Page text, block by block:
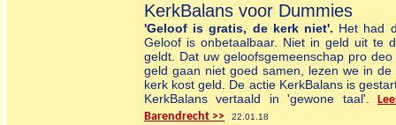
KerkBalans voor Dummies
'Geloof is gratis, de kerk niet'. Het had
Geloof is onbetaalbaar. Niet in geld uit te
geldt. Dat uw geloofsgemeenschap pro
geld gaan niet goed samen, lezen we in
kerk kost geld. De actie KerkBalans is
KerkBalans vertaald in 'gewone taal'.
Barendrecht >>
22.01.18